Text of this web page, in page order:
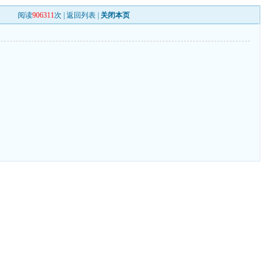
阅读906311次 |返回列表 关闭本页